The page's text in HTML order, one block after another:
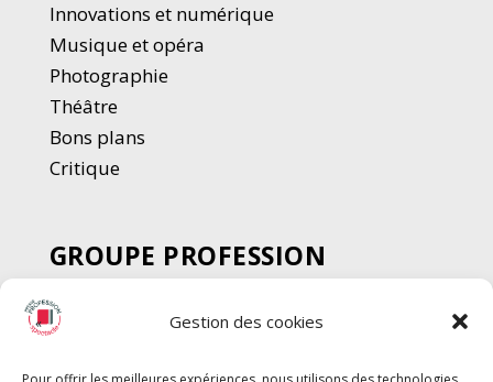
Gestion des cookies
Innovations et numérique
Musique et opéra
Photographie
Théâtre
Bons plans
Critique
GROUPE PROFESSION
SPECTACLE
Chèque Intermittents